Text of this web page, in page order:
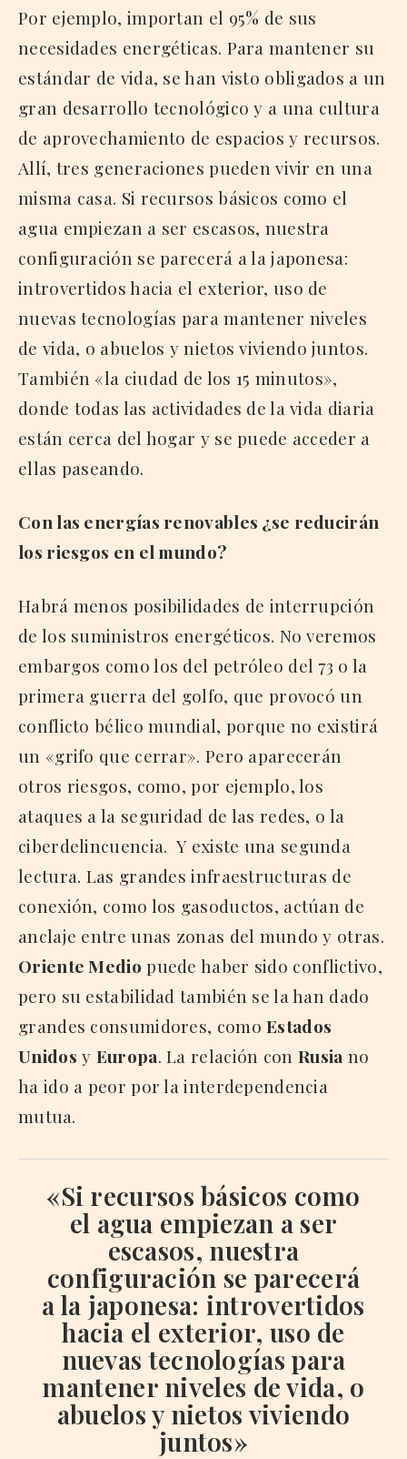
Por ejemplo, importan el 95% de sus
necesidades energéticas. Para mantener su
estándar de vida, se han visto obligados a un
gran desarrollo tecnológico y a una cultura
de aprovechamiento de espacios y recursos.
Allí, tres generaciones pueden vivir en una
misma casa. Si recursos básicos como el
agua empiezan a ser escasos, nuestra
configuración se parecerá a la japonesa:
introvertidos hacia el exterior, uso de
nuevas tecnologías para mantener niveles
de vida, o abuelos y nietos viviendo juntos.
También «la ciudad de los 15 minutos»,
donde todas las actividades de la vida diaria
están cerca del hogar y se puede acceder a
ellas paseando.
Con las energías renovables ¿se reducirán
los riesgos en el mundo?
Habrá menos posibilidades de interrupción
de los suministros energéticos. No veremos
embargos como los del petróleo del 73 o la
primera guerra del golfo, que provocó un
conflicto bélico mundial, porque no existirá
un «grifo que cerrar». Pero aparecerán
otros riesgos, como, por ejemplo, los
ataques a la seguridad de las redes, o la
ciberdelincuencia. Y existe una segunda
lectura. Las grandes infraestructuras de
conexión, como los gasoductos, actúan de
anclaje entre unas zonas del mundo y otras.
Oriente Medio puede haber sido conflictivo,
pero su estabilidad también se la han dado
grandes consumidores, comoEstados
Unidos y Europa. La relación con Rusia no
ha ido a peor por la interdependencia
mutua.
«Si recursos básicos como
el agua empiezan a ser
escasos, nuestra
configuración se parecerá
a la japonesa: introvertidos
hacia el exterior, uso de
nuevas tecnologías para
mantener niveles de vida, o
abuelos y nietos viviendo
juntos»